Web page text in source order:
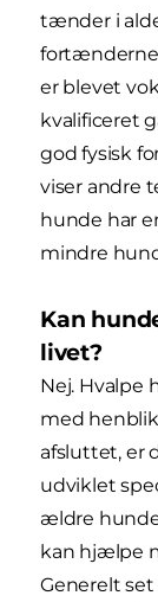
tænder i
er blevet
kvalificeret
god fysisk
viser andre
hunde har
mindre
Kan
livet?
Nej. Hvalpe
med
afsluttet, er
udviklet
ældre
kan hjælpe
Generelt